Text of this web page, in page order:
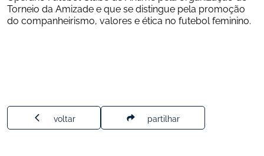
Torneio da Amizade e que se distingue pela promoção
do companheirismo, valores e ética no futebol feminino.
voltar partilhar